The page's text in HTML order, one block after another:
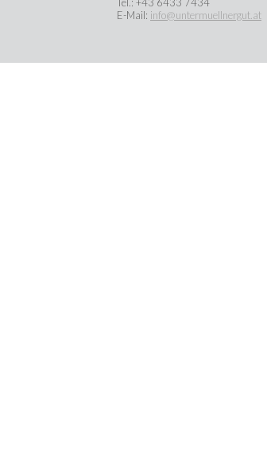
E-Mail: info@untermuellnergut.at